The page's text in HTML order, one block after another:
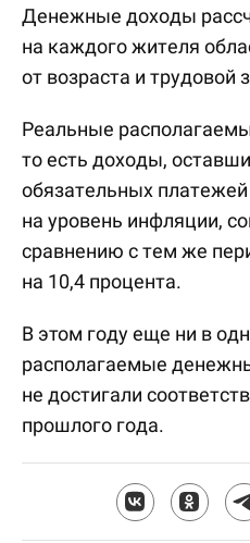
Денежные доходы
на каждого жителя
от возраста и трудовой
Реальные
то есть доходы,
обязательных
на уровень инфляции,
сравнению с тем же
на 10,4 процента.
В этом году еще ни в
располагаемые
не достигали
прошлого года.